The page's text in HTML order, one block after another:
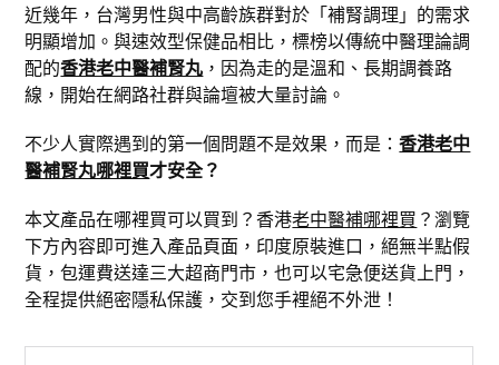
近幾年，台灣男性與中高齡族群對於「補腎調理」的需求
明顯增加。與速效型保健品相比，標榜以傳統中醫理論調
配的香港老中醫補腎丸 ，因為走的是溫和、長期調養路
線，開始在網路社群與論壇被大量討論。
不少人實際遇到的第一個問題不是效果，而是：香港老中
醫補腎丸哪裡買才安全？
本文產品在哪裡買可以買到？香港老中醫補哪裡買 ？瀏覽
下方內容即可進入產品頁面，印度原裝進口，絕無半點假
貨，包運費送達三大超商門市，也可以宅急便送貨上門，
全程提供絕密隱私保護，交到您手裡絕不外泄！